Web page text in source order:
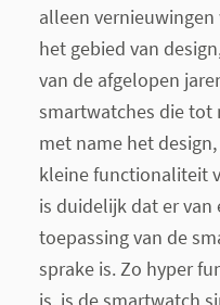
alleen
het gebied van
van de afgelopen
smartwatches die tot
met name het
kleine functionaliteit
is duidelijk dat er
toepassing van de
sprake is. Zo hyper